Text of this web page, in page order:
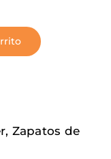
, Zapatos de